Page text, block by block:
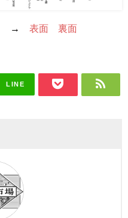
ら → 表面 裏面
LINE